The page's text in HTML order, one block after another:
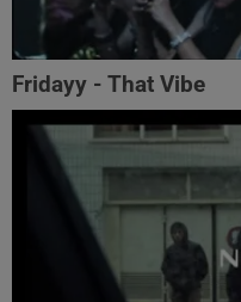
Fridayy - That Vibe